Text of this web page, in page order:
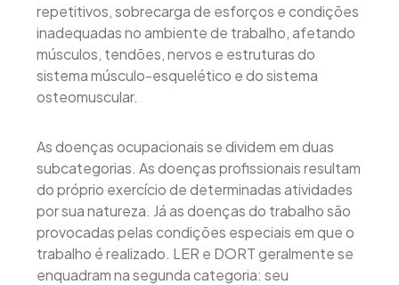
repetitivos, sobrecarga de esforços e condições
inadequadas no ambiente de trabalho, afetando
músculos, tendões, nervos e estruturas do
sistema músculo-esquelético e do sistema
osteomuscular.
As doenças ocupacionais se dividem em duas
subcategorias. As doenças profissionais resultam
do próprio exercício de determinadas atividades
por sua natureza. Já as doenças do trabalho são
provocadas pelas condições especiais em que o
trabalho é realizado. LER e DORT geralmente se
enquadram na segunda categoria: seu